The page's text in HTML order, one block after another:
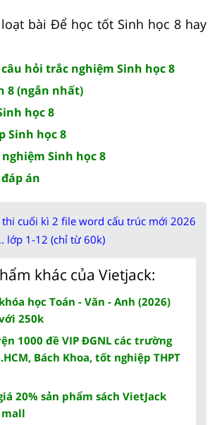
bài Để học tốt Sinh học 8 hay
hỏi trắc nghiệm Sinh học 8
8 (ngắn nhất)
học 8
Sinh học 8
Sinh học 8
án
cuối kì 2 file word cấu trúc mới 2026
lớp 1-12 (chỉ từ 60k)
khác của Vietjack:
học Toán - Văn - Anh (2026)
250k
1000 đề VIP ĐGNL các trường
Bách Khoa, tốt nghiệp THPT
20% sản phẩm sách VietJack